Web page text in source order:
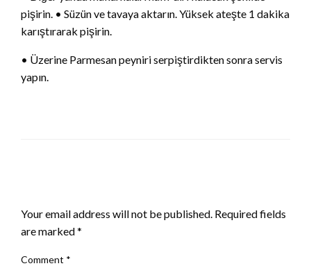
pişirin. • Süzün ve tavaya aktarın. Yüksek ateşte 1 dakika
karıştırarak pişirin.
• Üzerine Parmesan peyniri serpiştirdikten sonra servis
yapın.
Your email address will not be published. Required fields
are marked*
Comment *